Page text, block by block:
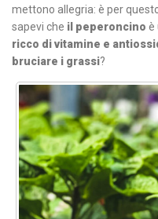
mettono allegria: è per
sapevi che il peperoncino è
ricco di vitamine e
bruciare i grassi?